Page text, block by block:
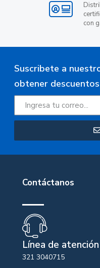
con
Suscribete a
obtener descuentos
Contáctanos
Línea de atención
321 3040715